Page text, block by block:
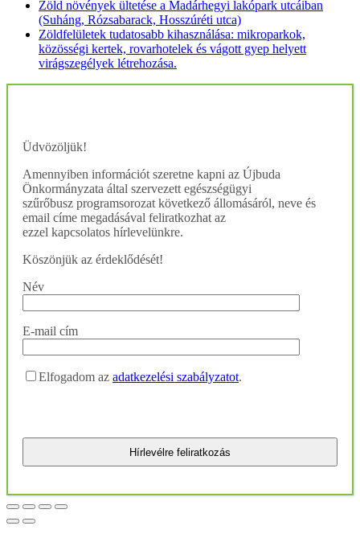
Zöld növények ültetése a Madárhegyi lakópark utcáiban
(Suháng, Rózsabarack, Hosszúréti utca)
Zöldfelületek tudatosabb kihasználása: mikroparkok,
közösségi kertek, rovarhotelek és vágott gyep helyett
virágszegélyek létrehozása.
Üdvözöljük!
Amennyiben információt szeretne kapni az Újbuda
Önkormányzata által szervezett egészségügyi
szűrőbusz programsorozat következő állomásáról, neve és
email címe megadásával feliratkozhat az
ezzel kapcsolatos hírlevelünkre.
Köszönjük az érdeklődését!
Név
E-mail cím
Elfogadom az adatkezelési szabályzatot.